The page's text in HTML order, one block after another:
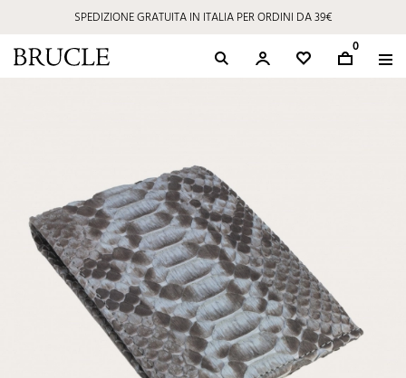
SPEDIZIONE GRATUITA IN ITALIA PER ORDINI DA 39€
0